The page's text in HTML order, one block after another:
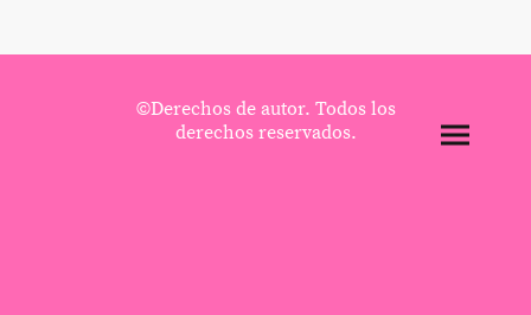
©Derechos de autor. Todos los
derechos reservados.